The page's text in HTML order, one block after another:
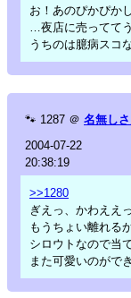
お！あのぴかぴか
…夜店に売ってて
うちのは臆病スコ
🐾 1287 ＠ 名無し
2004-07-22
20:38:19
>>1280
ぎえっ、かわええ
もうちょい離れる
シロウトなので当
また可愛いのがで